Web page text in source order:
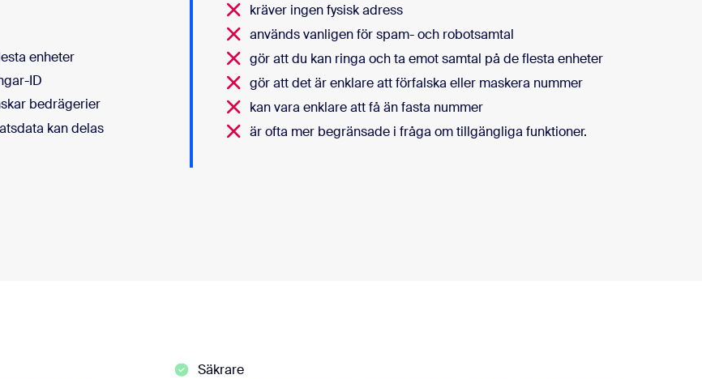
enheter
ID
bedrägerier
kan delas
kräver ingen fysisk adress
används vanligen för spam- och robotsamtal
gör att du kan ringa och ta emot samtal på de flesta enheter
gör att det är enklare att förfalska eller maskera nummer
kan vara enklare att få än fasta nummer
är ofta mer begränsade i fråga om tillgängliga funktioner.
Säkrare